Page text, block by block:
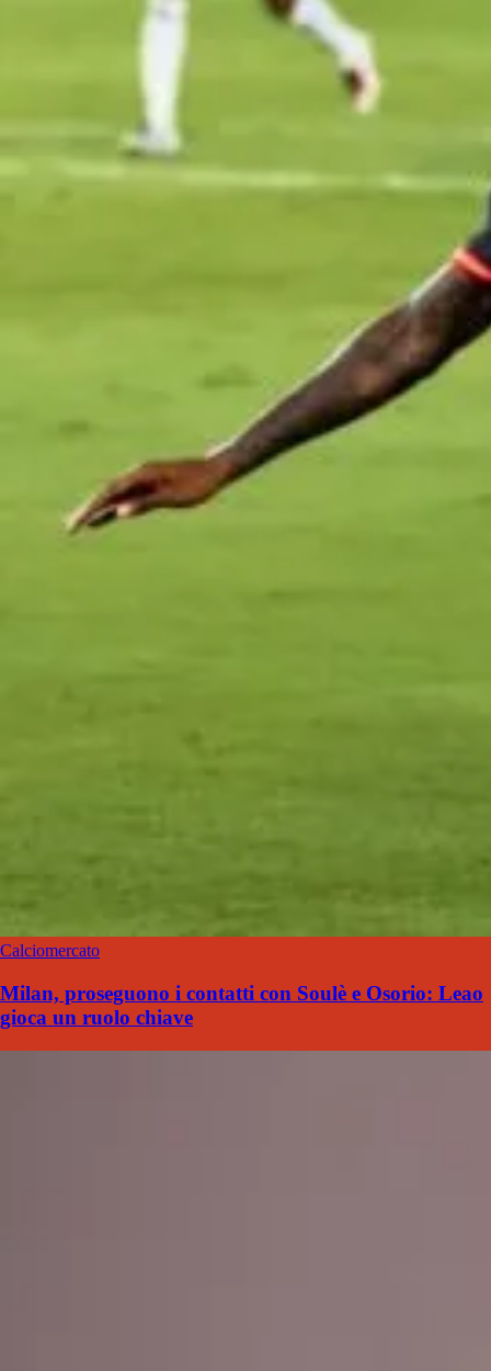
Calciomercato
Milan, proseguono i contatti con Soulè e Osorio: Leao
gioca un ruolo chiave